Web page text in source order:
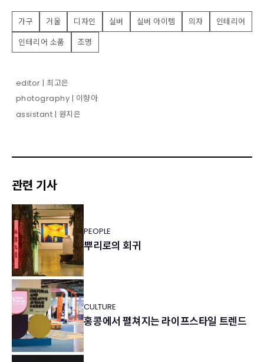
가구 거울 디자인 실버 실버 아이템 의자
인테리어
인테리어 소품
조명
editor | 최고은
photography | 이향아
assistant | 원지은
관련 기사
PEOPLE
뿌리로의 회귀
CULTURE
홍콩에서 펼쳐지는 라이프스타일 트렌드